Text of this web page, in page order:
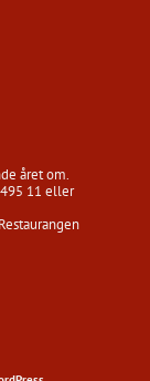
året om.
11 eller